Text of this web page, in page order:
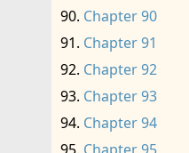
Chapter 90
Chapter 91
Chapter 92
Chapter 93
Chapter 94